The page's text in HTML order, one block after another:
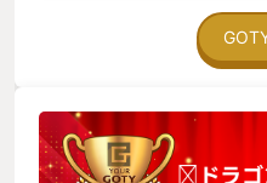
ントは3点ございます。 1つ目
ていること」です。 従来作で
るとオーバーヒートしたりと
ます。 2つ目は「無駄なパー
ーツカテゴリが初代と同じ構
てもはっきりさせやすいこと